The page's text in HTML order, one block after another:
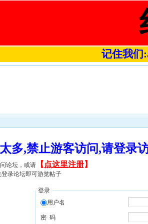
记住我们
太多,禁止游客访问,请登
论坛，或请 【 点这里注册】
录论坛即可游览帖子
登录
用户名
密 码